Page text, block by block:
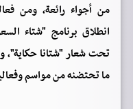
من أجواء رائعة، ومن
تحت شعار "شتانا حكاية"،
ما تحتضنه من مواسم